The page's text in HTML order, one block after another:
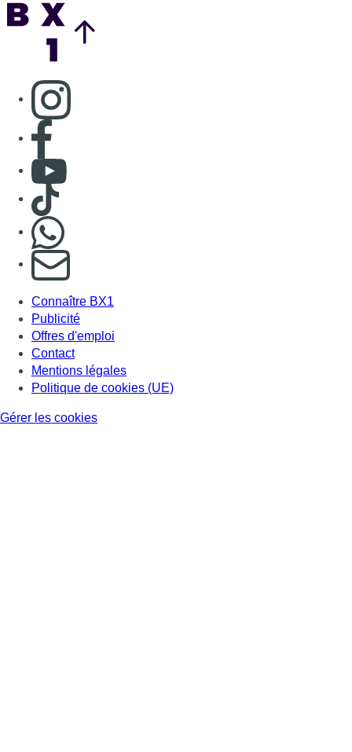
Consulter page Instagram
Consulter page Facebook
Consulter Youtube
Consulter TikTok
S'abonner à notre newsletter
Connaître BX1
Publicité
Offres d'emploi
Contact
Mentions légales
Politique de cookies (UE)
Gérer les cookies